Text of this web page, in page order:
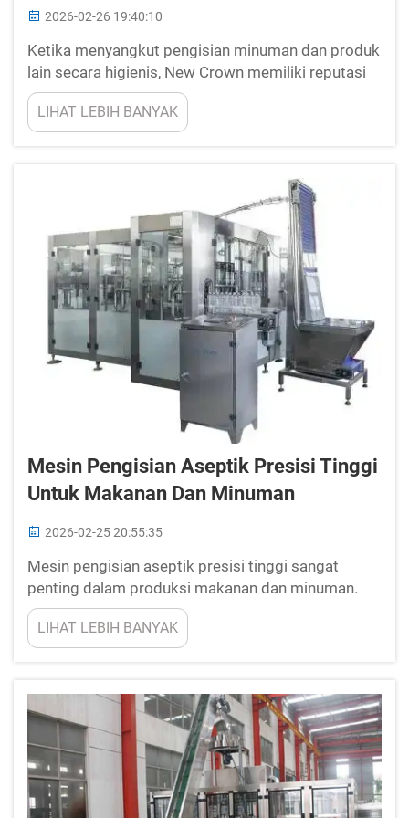
2026-02-26 19:40:10
Ketika menyangkut pengisian minuman dan produk
lain secara higienis, New Crown memiliki reputasi
sangat baik berkat lini pengisian aseptiknya yang
andal. Mesin ini menjaga produk tetap terlindungi
dari kuman dan bakteri. Mesin ini beroperasi
LIHAT LEBIH BANYAK
Mesin Pengisian Aseptik Presisi Tinggi
Untuk Makanan Dan Minuman
2026-02-25 20:55:35
Mesin pengisian aseptik presisi tinggi sangat
penting dalam produksi makanan dan minuman.
Mesin-mesin ini menjaga keamanan dan rasa
produk dengan mengisi botol atau wadah tanpa
membiarkan kuman masuk. New Crown adalah
LIHAT LEBIH BANYAK